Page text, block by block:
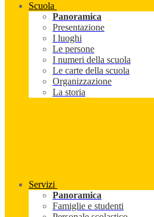
Scuola
Panoramica
Presentazione
I luoghi
Le persone
I numeri della scuola
Le carte della scuola
Organizzazione
La storia
Servizi
Panoramica
Famiglie e studenti